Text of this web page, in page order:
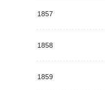
1857
1858
1859